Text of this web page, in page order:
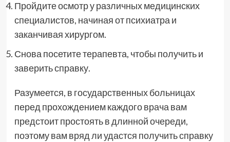
Пройдите осмотр у различных медицинских
специалистов, начиная от психиатра и
заканчивая хирургом.
Снова посетите терапевта, чтобы получить и
заверить справку.
Разумеется, в государственных больницах
перед прохождением каждого врача вам
предстоит простоять в длинной очереди,
поэтому вам вряд ли удастся получить справку